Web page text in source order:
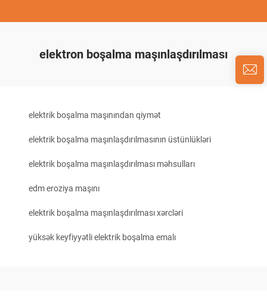
elektron boşalma maşınlaşdırılması
elektrik boşalma maşınından qiymət
elektrik boşalma maşınlaşdırılmasının üstünlükləri
elektrik boşalma maşınlaşdırılması məhsulları
edm eroziya maşını
elektrik boşalma maşınlaşdırılması xərcləri
yüksək keyfiyyətli elektrik boşalma emalı